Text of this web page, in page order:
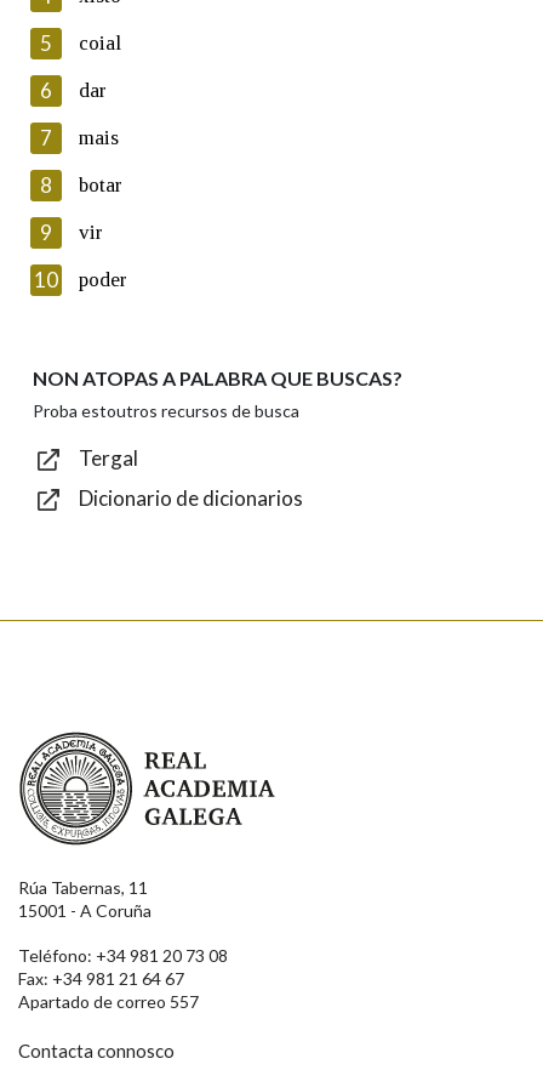
Lin e acepto as condicións da política de
Introduce o código que aparece na imaxe:
Texto de verificación
Enviar
5 coial
6 dar
7 mais
8 botar
9 vir
10 poder
NON ATOPAS A PALABRA QUE BUSCAS?
Proba estoutros recursos de busca
Tergal
Dicionario de dicionarios
Real Academia Galega
Rúa Tabernas, 11
15001 - A Coruña
Teléfono: +34 981 20 73 08
Fax: +34 981 21 64 67
Apartado de correo 557
Contacta connosco